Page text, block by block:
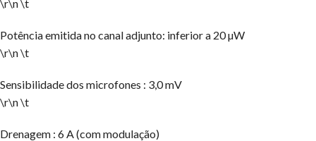
\r\n \t
Potência emitida no canal adjunto: inferior a 20 µW
\r\n \t
Sensibilidade dos microfones : 3,0 mV
\r\n \t
Drenagem : 6 A (com modulação)